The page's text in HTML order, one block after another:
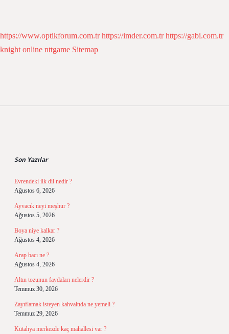
https://www.optikforum.com.tr https://imder.com.tr https://gabi.com.tr
knight online nttgame Sitemap
Son Yazılar
Evrendeki ilk dil nedir ?
Ağustos 6, 2026
Ayvacık neyi meşhur ?
Ağustos 5, 2026
Boya niye kalkar ?
Ağustos 4, 2026
Arap bacı ne ?
Ağustos 4, 2026
Altın tozunun faydaları nelerdir ?
Temmuz 30, 2026
Zayıflamak isteyen kahvaltıda ne yemeli ?
Temmuz 29, 2026
Kütahya merkezde kaç mahallesi var ?